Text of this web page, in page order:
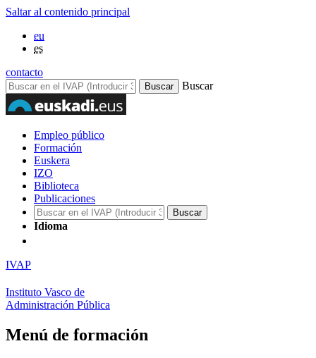
Saltar al contenido principal
eu
es
contacto
Buscar
Empleo público
Formación
Euskera
IZO
Biblioteca
Publicaciones
Idioma
IVAP
Instituto Vasco de
Administración Pública
Menú de formación